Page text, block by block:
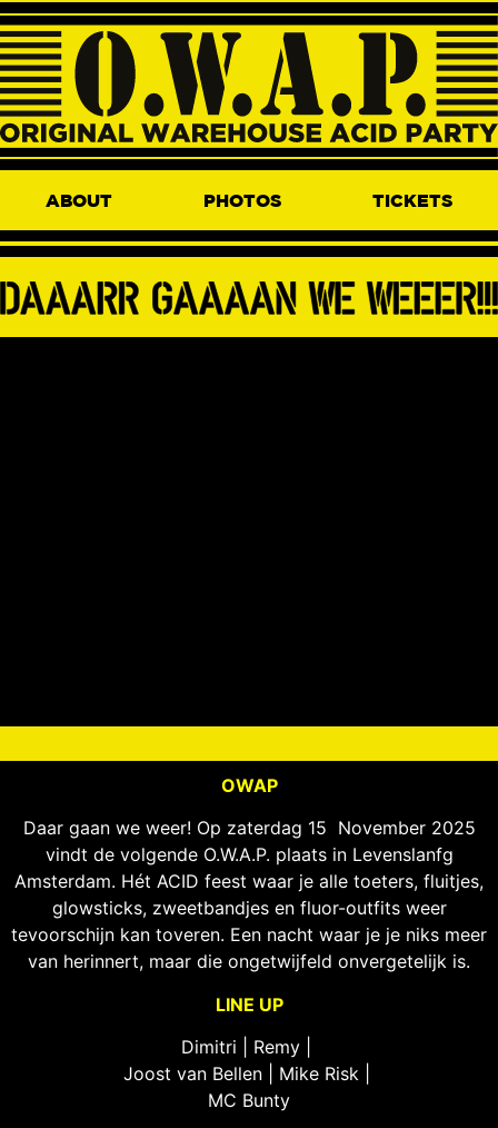
ABOUT PHOTOS TICKETS
DATE
NOVEMBER
OWAP
Daar gaan we weer! Op zaterdag 15 November 2025
vindt de volgende O.W.A.P. plaats in Levenslanfg
Amsterdam. Hét ACID feest waar je alle toeters, fluitjes,
glowsticks, zweetbandjes en fluor-outfits weer
tevoorschijn kan toveren. Een nacht waar je je niks meer
van herinnert, maar die ongetwijfeld onvergetelijk is.
LINE UP
Dimitri | Remy |
Joost van Bellen | Mike Risk |
MC Bunty